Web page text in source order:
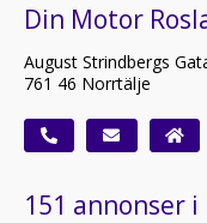
Din Motor
August Strindbergs
761 46 Norrtälje
151 annonser